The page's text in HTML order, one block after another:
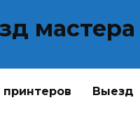
мастера
Выезд